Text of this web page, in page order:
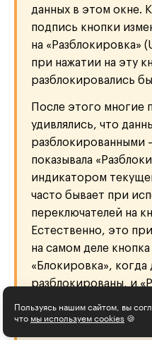
данных в этом окне.
подпись кнопки
на «Разблокировка»
при нажатии на эту
разблокировались
После этого многие
удивлялись, что
разблокированными
показывала
индикатором
часто бывает при
переключателей на
Естественно, это
на самом деле кнопка
«Блокировка», когда
разблокированы, и
Пользуясь нашим сайтом, вы
что мы используем cookies 🍪
Выберите тему
и получите 5
Дизайн
Программирование
Разработка игр
Психология,
Маркетинг